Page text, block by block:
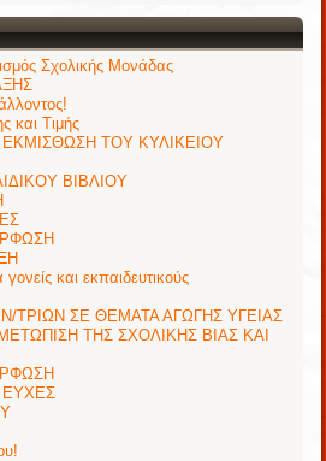
Σχολικής Μονάδας
και Τιμής
ΕΚΜΙΣΘΩΣΗ ΤΟΥ ΚΥΛΙΚΕΙΟΥ
ΒΙΒΛΙΟΥ
και εκπαιδευτικούς
ΣΕ ΘΕΜΑΤΑ ΑΓΩΓΗΣ ΥΓΕΙΑΣ
ΤΗΣ ΣΧΟΛΙΚΗΣ ΒΙΑΣ ΚΑΙ
ΕΥΧΕΣ